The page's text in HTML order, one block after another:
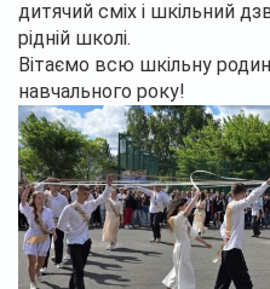
дитячий сміх і шкільний
рідній школі.
Вітаємо всю шкільну
навчального року!